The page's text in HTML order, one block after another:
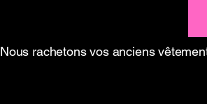
Nous rachetons vos anciens